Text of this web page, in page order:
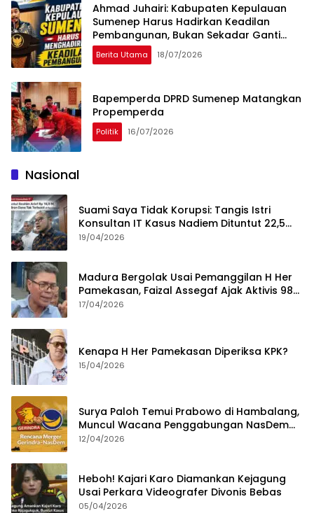
Ahmad Juhairi: Kabupaten Kepulauan
Sumenep Harus Hadirkan Keadilan
Pembangunan, Bukan Sekadar Ganti
Nama
Berita Utama 18/07/2026
Bapemperda DPRD Sumenep Matangkan
Propemperda
Politik 16/07/2026
Nasional
Suami Saya Tidak Korupsi: Tangis Istri
Konsultan IT Kasus Nadiem Dituntut 22,5
Tahun
19/04/2026
Madura Bergolak Usai Pemanggilan H Her
Pamekasan, Faizal Assegaf Ajak Aktivis 98
Bongkar Permainan KPK
17/04/2026
Kenapa H Her Pamekasan Diperiksa KPK?
15/04/2026
Surya Paloh Temui Prabowo di Hambalang,
Muncul Wacana Penggabungan NasDem
dan Gerindra
12/04/2026
Heboh! Kajari Karo Diamankan Kejagung
Usai Perkara Videografer Divonis Bebas
05/04/2026